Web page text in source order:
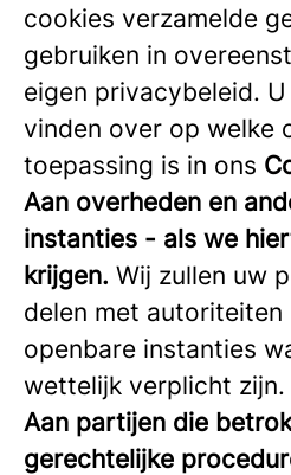
cookies verzamelde
gebruiken in
eigen privacybeleid.
vinden over op welke
toepassing is in ons
Aan overheden en
instanties - als we
krijgen. Wij zullen uw
delen met autoriteiten
openbare instanties
wettelijk verplicht zijn.
Aan partijen die
gerechtelijke